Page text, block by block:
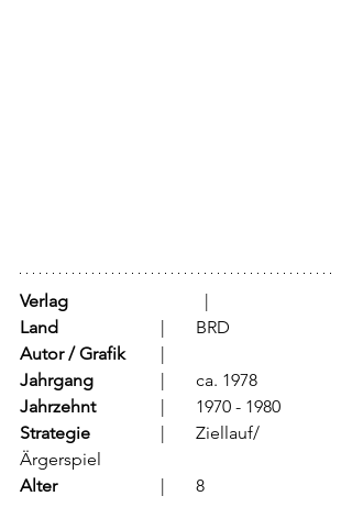
Verlag
Land
			  |	BRD
Autor / Grafik
Jahrgang
		  |	ca. 1978
Jahrzehnt
		  |	1970 - 1980
Strategie
Ärgerspiel
Alter
			  |	8